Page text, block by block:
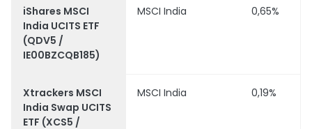
iShares MSCI
India UCITS ETF
(QDV5 /
IE00BZCQB185)
MSCI India 0,65%
Xtrackers MSCI
India Swap UCITS
ETF (XCS5 /
MSCI India 0,19%